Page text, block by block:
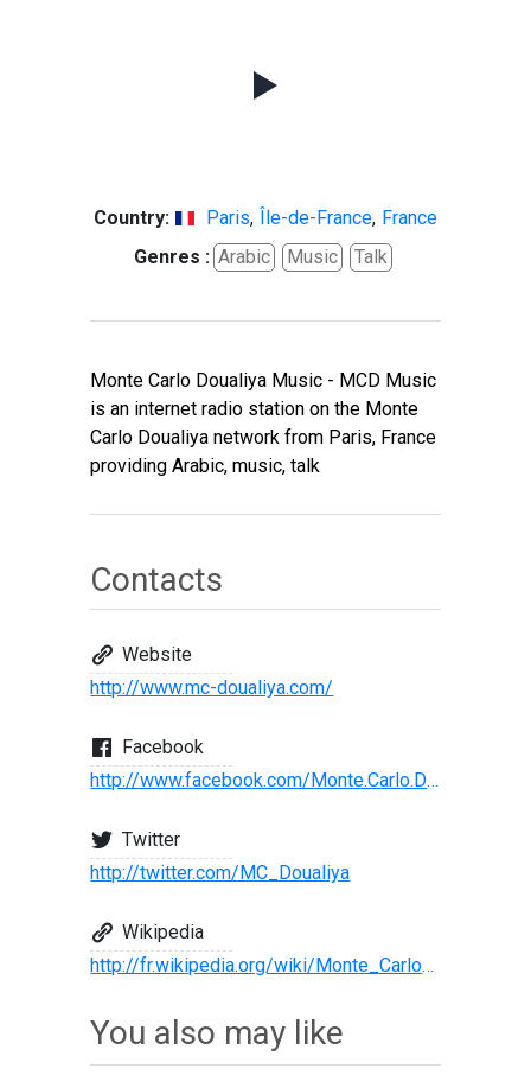
Country: Paris, Île-de-France, France
Genres : Arabic Music Talk
Monte Carlo Doualiya Music - MCD Music
is an internet radio station on the Monte
Carlo Doualiya network from Paris, France
providing Arabic, music, talk
Contacts
Website
http://www.mc-doualiya.com/
Facebook
http://www.facebook.com/Monte.Carlo.Doualiya
Twitter
http://twitter.com/MC_Doualiya
Wikipedia
http://fr.wikipedia.org/wiki/Monte_Carlo_Doualiya
You also may like